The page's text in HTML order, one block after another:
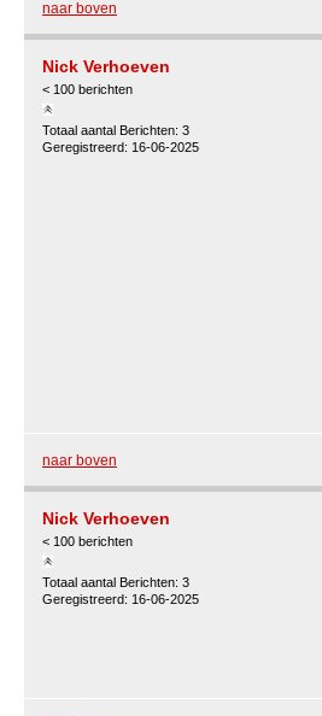
naar boven
Nick Verhoeven
< 100 berichten
Totaal aantal Berichten: 3
Geregistreerd: 16-06-2025
naar boven
Nick Verhoeven
< 100 berichten
Totaal aantal Berichten: 3
Geregistreerd: 16-06-2025